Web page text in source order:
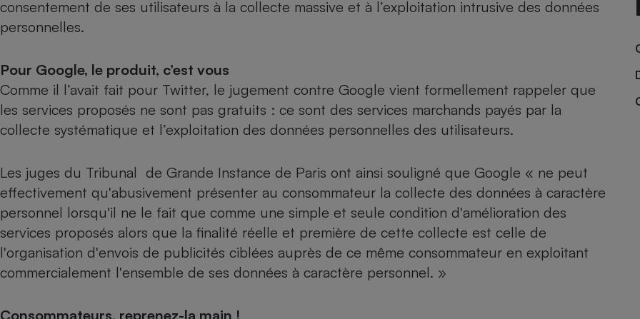
consentement de ses utilisateurs à la collecte massive et à l’exploitation intrusive des données
personnelles.
Pour Google, le produit, c’est vous
Comme il l’avait fait pour Twitter, le jugement contre Google vient formellement rappeler que
les services proposés ne sont pas gratuits : ce sont des services marchands payés par la
collecte systématique et l’exploitation des données personnelles des utilisateurs.
Les juges du Tribunal de Grande Instance de Paris ont ainsi souligné que Google « ne peut
effectivement qu'abusivement présenter au consommateur la collecte des données à caractère
personnel lorsqu'il ne le fait que comme une simple et seule condition d'amélioration des
services proposés alors que la finalité réelle et première de cette collecte est celle de
l'organisation d'envois de publicités ciblées auprès de ce même consommateur en exploitant
commercialement l'ensemble de ses données à caractère personnel. »
Consommateurs, reprenez-la main !
induction
Ventilateur
Cafetière à expressos
Antivirus
Climatiseur -
Ventilateur